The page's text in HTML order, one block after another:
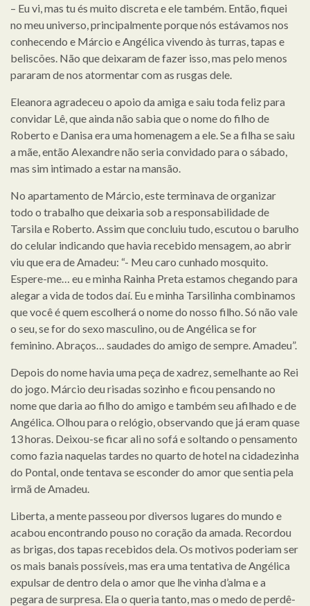
– Eu vi, mas tu és muito discreta e ele também. Então, fiquei
no meu universo, principalmente porque nós estávamos nos
conhecendo e Márcio e Angélica vivendo às turras, tapas e
beliscões. Não que deixaram de fazer isso, mas pelo menos
pararam de nos atormentar com as rusgas dele.
Eleanora agradeceu o apoio da amiga e saiu toda feliz para
convidar Lê, que ainda não sabia que o nome do filho de
Roberto e Danisa era uma homenagem a ele. Se a filha se saiu
a mãe, então Alexandre não seria convidado para o sábado,
mas sim intimado a estar na mansão.
No apartamento de Márcio, este terminava de organizar
todo o trabalho que deixaria sob a responsabilidade de
Tarsila e Roberto. Assim que concluiu tudo, escutou o barulho
do celular indicando que havia recebido mensagem, ao abrir
viu que era de Amadeu: “- Meu caro cunhado mosquito.
Espere-me… eu e minha Rainha Preta estamos chegando para
alegar a vida de todos daí. Eu e minha Tarsilinha combinamos
que você é quem escolherá o nome do nosso filho. Só não vale
o seu, se for do sexo masculino, ou de Angélica se for
feminino. Abraços… saudades do amigo de sempre. Amadeu”.
Depois do nome havia uma peça de xadrez, semelhante ao Rei
do jogo. Márcio deu risadas sozinho e ficou pensando no
nome que daria ao filho do amigo e também seu afilhado e de
Angélica. Olhou para o relógio, observando que já eram quase
13 horas. Deixou-se ficar ali no sofá e soltando o pensamento
como fazia naquelas tardes no quarto de hotel na cidadezinha
do Pontal, onde tentava se esconder do amor que sentia pela
irmã de Amadeu.
Liberta, a mente passeou por diversos lugares do mundo e
acabou encontrando pouso no coração da amada. Recordou
as brigas, dos tapas recebidos dela. Os motivos poderiam ser
os mais banais possíveis, mas era uma tentativa de Angélica
expulsar de dentro dela o amor que lhe vinha d’alma e a
pegara de surpresa. Ela o queria tanto, mas o medo de perdê-